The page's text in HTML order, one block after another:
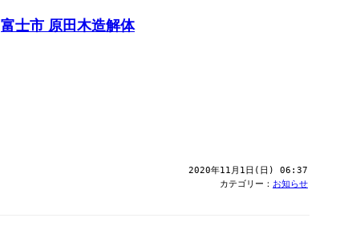
富士市 原田木造解体
2020年11月1日(日) 06:37
カテゴリー： お知らせ